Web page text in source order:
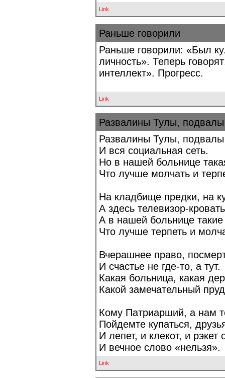
Link
Раньше говорили
Раньше говорили: «Был
личность». Теперь
интеллект». Прогресс.
Link
Развалины Тулы,
Развалины Тулы,
И вся социальная сеть.
Но в нашей больнице
Что лучше молчать и
На кладбище предки, на
А здесь телевизор-
А в нашей больнице
Что лучше терпеть и
Вчерашнее право,
И счастье не где-то, а тут.
Какая больница, какая
Какой замечательный
Кому Патриарший, а нам
Пойдемте купаться,
И лепет, и клекот, и рэкет
И вечное слово «нельзя».
Link